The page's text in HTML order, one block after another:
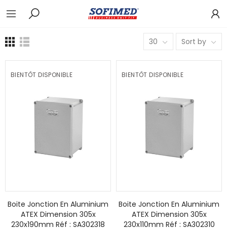
30 Sort by
BIENTÔT DISPONIBLE
Boite Jonction En Aluminium
ATEX Dimension 305x
230x190mm Réf : SA302318
BIENTÔT DISPONIBLE
Boite Jonction En Aluminium
ATEX Dimension 305x
230x110mm Réf : SA302310